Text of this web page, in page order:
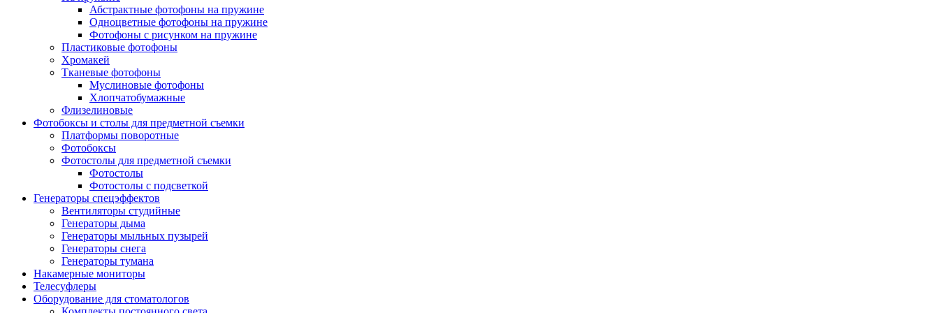
Абстрактные фотофоны на пружине
Одноцветные фотофоны на пружине
Фотофоны с рисунком на пружине
Пластиковые фотофоны
Хромакей
Тканевые фотофоны
Муслиновые фотофоны
Хлопчатобумажные
Флизелиновые
Фотобоксы и столы для предметной съемки
Платформы поворотные
Фотобоксы
Фотостолы для предметной съемки
Фотостолы
Фотостолы с подсветкой
Генераторы спецэффектов
Вентиляторы студийные
Генераторы дыма
Генераторы мыльных пузырей
Генераторы снега
Генераторы тумана
Накамерные мониторы
Телесуфлеры
Оборудование для стоматологов